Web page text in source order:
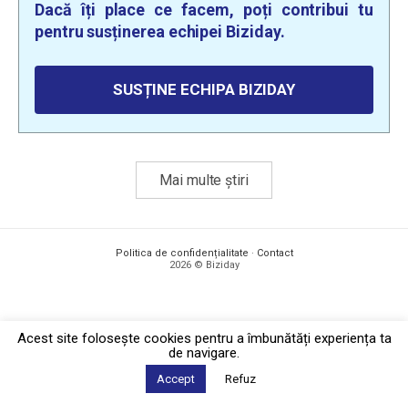
Dacă îți place ce facem, poți contribui tu
pentru susținerea echipei Biziday.
SUSȚINE ECHIPA BIZIDAY
Mai multe știri
Politica de confidențialitate · Contact
2026 © Biziday
Acest site foloseşte cookies pentru a îmbunătăți experiența ta
de navigare.
Accept Refuz